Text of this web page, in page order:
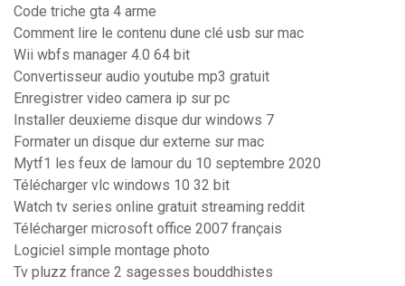
Code triche gta 4 arme
Comment lire le contenu dune clé usb sur mac
Wii wbfs manager 4.0 64 bit
Convertisseur audio youtube mp3 gratuit
Enregistrer video camera ip sur pc
Installer deuxieme disque dur windows 7
Formater un disque dur externe sur mac
Mytf1 les feux de lamour du 10 septembre 2020
Télécharger vlc windows 10 32 bit
Watch tv series online gratuit streaming reddit
Télécharger microsoft office 2007 français
Logiciel simple montage photo
Tv pluzz france 2 sagesses bouddhistes